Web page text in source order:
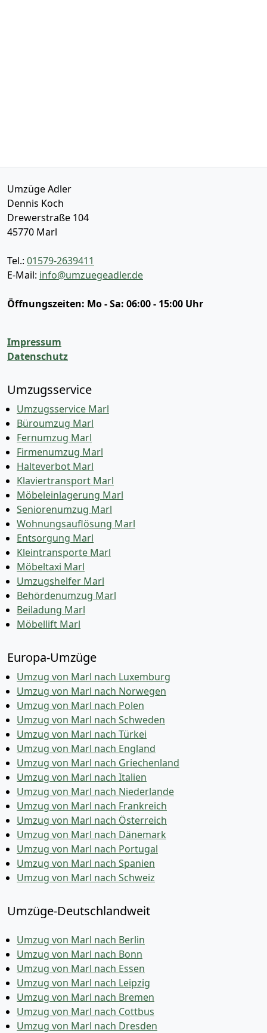
Umzüge Adler
Dennis Koch
Drewerstraße 104
45770 Marl
Tel.: 01579-2639411
E-Mail: info@umzuegeadler.de
Öffnungszeiten: Mo - Sa: 06:00 - 15:00 Uhr
Impressum
Datenschutz
Umzugsservice
Umzugsservice Marl
Büroumzug Marl
Fernumzug Marl
Firmenumzug Marl
Halteverbot Marl
Klaviertransport Marl
Möbeleinlagerung Marl
Seniorenumzug Marl
Wohnungsauflösung Marl
Entsorgung Marl
Kleintransporte Marl
Möbeltaxi Marl
Umzugshelfer Marl
Behördenumzug Marl
Beiladung Marl
Möbellift Marl
Europa-Umzüge
Umzug von Marl nach Luxemburg
Umzug von Marl nach Norwegen
Umzug von Marl nach Polen
Umzug von Marl nach Schweden
Umzug von Marl nach Türkei
Umzug von Marl nach England
Umzug von Marl nach Griechenland
Umzug von Marl nach Italien
Umzug von Marl nach Niederlande
Umzug von Marl nach Frankreich
Umzug von Marl nach Österreich
Umzug von Marl nach Dänemark
Umzug von Marl nach Portugal
Umzug von Marl nach Spanien
Umzug von Marl nach Schweiz
Umzüge-Deutschlandweit
Umzug von Marl nach Berlin
Umzug von Marl nach Bonn
Umzug von Marl nach Essen
Umzug von Marl nach Leipzig
Umzug von Marl nach Bremen
Umzug von Marl nach Cottbus
Umzug von Marl nach Dresden